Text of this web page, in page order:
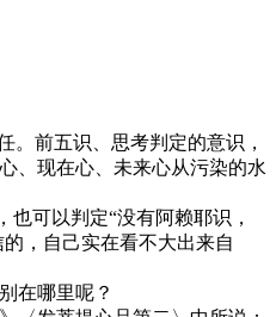
前五识、思考判定的意识，
、现在心、未来心从污染的水
可以判定“没有阿赖耶识，
，自己实在看不大出来自
在哪里呢？